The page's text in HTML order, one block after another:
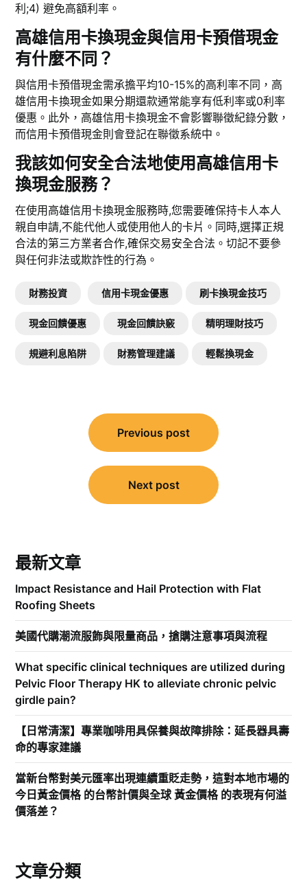
利;4) 避免高額利率。
高雄信用卡換現金與信用卡預借現金
有什麼不同？
與信用卡預借現金需承擔平均10-15%的高利率不同，高
雄信用卡換現金如果分期還款通常能享有低利率或0利率
優惠。此外，高雄信用卡換現金不會影響聯徵紀錄分數，
而信用卡預借現金則會登記在聯徵系統中。
我該如何安全合法地使用高雄信用卡
換現金服務？
在使用高雄信用卡換現金服務時,您需要確保持卡人本人
親自申請,不能代他人或使用他人的卡片。同時,選擇正規
合法的第三方業者合作,確保交易安全合法。切記不要參
與任何非法或欺詐性的行為。
財務投資 信用卡現金優惠 刷卡換現金技巧
現金回饋優惠 現金回饋訣竅 精明理財技巧
規避利息陷阱 財務管理建議 輕鬆換現金
Previous post
Next post
最新文章
Impact Resistance and Hail Protection with Flat
Roofing Sheets
美國代購潮流服飾與限量商品，搶購注意事項與流程
What specific clinical techniques are utilized during
Pelvic Floor Therapy HK to alleviate chronic pelvic
girdle pain?
【日常清潔】專業咖啡用具保養與故障排除：延長器具壽
命的專家建議
當新台幣對美元匯率出現連續重貶走勢，這對本地市場的
今日黃金價格 的台幣計價與全球 黃金價格 的表現有何溢
價落差？
文章分類